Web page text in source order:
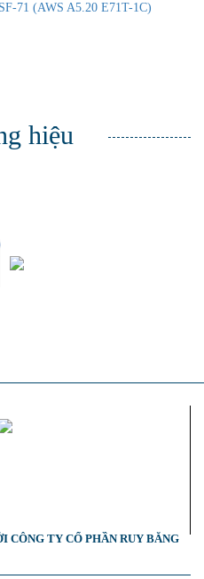
71 (AWS A5.20 E71T-1C)
hiệu
CÔNG TY CỔ PHẦN RUY BĂNG